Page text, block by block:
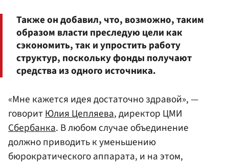
Также он добавил, что, возможно, таким
образом власти преследую цели как
сэкономить, так и упростить работу
структур, поскольку фонды получают
средства из одного источника.
«Мне кажется идея достаточно здравой», —
говоритЮлия Цепляева, директор ЦМИ
Сбербанка. В любом случае объединение
должно приводить к уменьшению
бюрократического аппарата, и на этом,